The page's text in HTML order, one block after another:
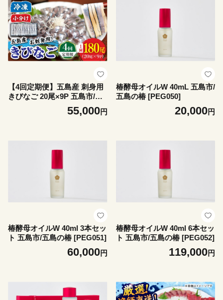
【4回定期便】五島産 刺身用
きびなご 20尾×9P 五島市/鯛
福丸水産 [PDP016]55,000円
椿酵母オイルW 40mL 五島市/
五島の椿 [PEG050]
20,000円
椿酵母オイルW 40ml 3本セッ
ト 五島市/五島の椿 [PEG051]
60,000円
椿酵母オイルW 40ml 6本セッ
ト 五島市/五島の椿 [PEG052]
119,000円